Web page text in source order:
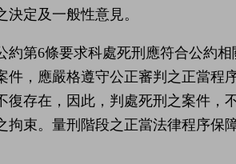
定及一般性意見。
約第6條要求科處死刑應符合公約
件，應嚴格遵守公正審判之正當程
復存在，因此，判處死刑之案件，
拘束。量刑階段之正當法律程序保